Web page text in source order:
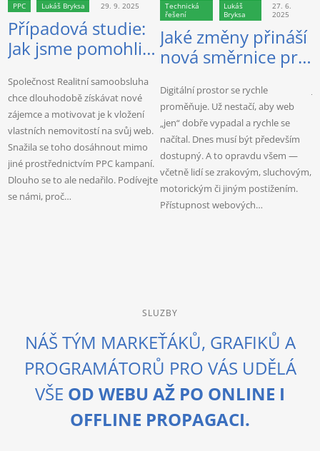
PPC Lukáš Bryksa 29. 9. 2025
Případová studie:
Jak jsme pomohli
samoobsluze
přivést nové
klienty pomocí PPC
Společnost Realitní samoobsluha
chce dlouhodobě získávat nové
zájemce a motivovat je k vložení
vlastních nemovitostí na svůj web.
Snažila se toho dosáhnout mimo
jiné prostřednictvím PPC kampaní.
Dlouho se to ale nedařilo. Podívejte
se námi, proč…
Technická
řešení
Lukáš
Bryksa
27. 6.
2025
Jaké změny přináší
nová směrnice pro
Accessibility Act?
Digitální prostor se rychle
proměňuje. Už nestačí, aby web
„jen“ dobře vypadal a rychle se
načítal. Dnes musí být především
dostupný. A to opravdu všem —
včetně lidí se zrakovým, sluchovým,
motorickým či jiným postižením.
Přístupnost webových…
SLUZBY
NÁŠ TÝM MARKEŤÁKŮ, GRAFIKŮ A
PROGRAMÁTORŮ PRO VÁS UDĚLÁ
VŠE OD WEBU AŽ PO ONLINE I
OFFLINE PROPAGACI.